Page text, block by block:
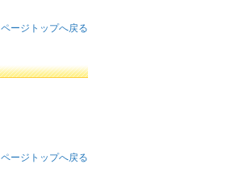
ページトップへ戻る
ページトップへ戻る